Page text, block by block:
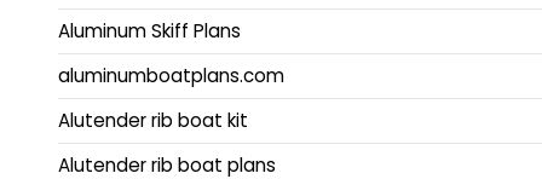
Aluminum Skiff Plans
aluminumboatplans.com
Alutender rib boat kit
Alutender rib boat plans